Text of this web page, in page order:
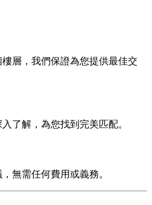
層，我們保證為您提供最佳交
了解，為您找到完美匹配。
無需任何費用或義務。